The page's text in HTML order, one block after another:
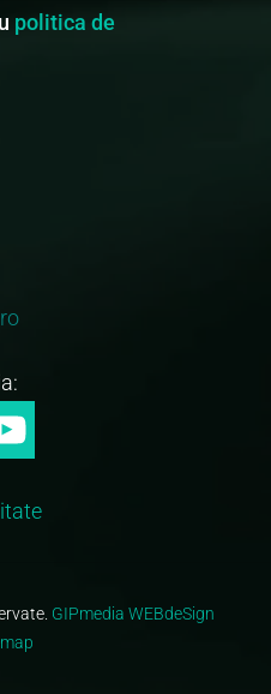
politica de
GIPmedia WEBdeSign